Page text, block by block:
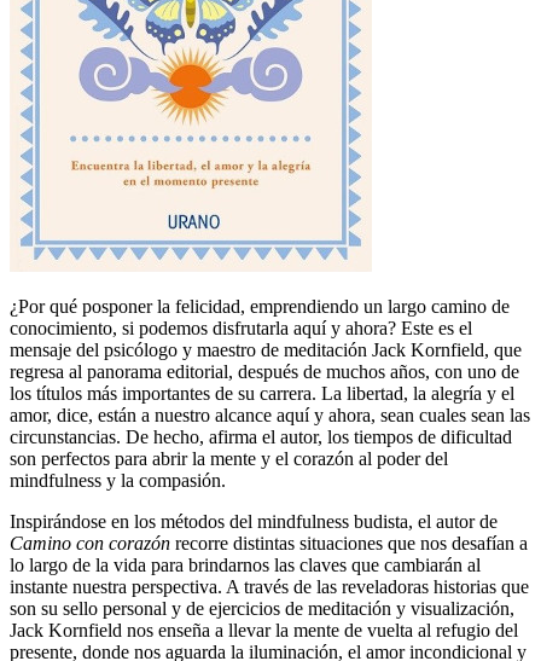
¿Por qué posponer la felicidad, emprendiendo un largo camino de
conocimiento, si podemos disfrutarla aquí y ahora? Este es el
mensaje del psicólogo y maestro de meditación Jack Kornfield, que
regresa al panorama editorial, después de muchos años, con uno de
los títulos más importantes de su carrera. La libertad, la alegría y el
amor, dice, están a nuestro alcance aquí y ahora, sean cuales sean las
circunstancias. De hecho, afirma el autor, los tiempos de dificultad
son perfectos para abrir la mente y el corazón al poder del
mindfulness y la compasión.
Inspirándose en los métodos del mindfulness budista, el autor de
Camino con corazón recorre distintas situaciones que nos desafían a
lo largo de la vida para brindarnos las claves que cambiarán al
instante nuestra perspectiva. A través de las reveladoras historias que
son su sello personal y de ejercicios de meditación y visualización,
Jack Kornfield nos enseña a llevar la mente de vuelta al refugio del
presente, donde nos aguarda la iluminación, el amor incondicional y